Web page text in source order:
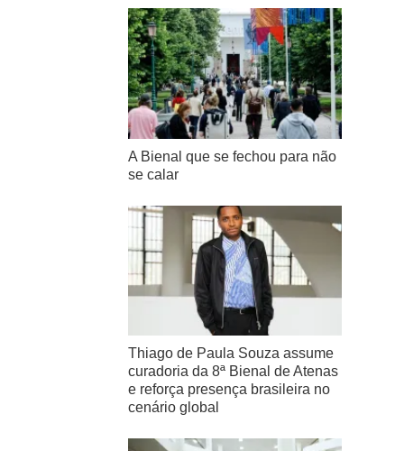
A Bienal que se fechou para não
se calar
Thiago de Paula Souza assume
curadoria da 8ª Bienal de Atenas
e reforça presença brasileira no
cenário global